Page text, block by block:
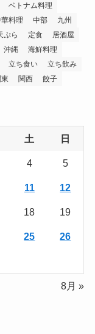
ベトナム料理
料理 中部
九州
ぷら 定食
居酒屋
沖縄
海鮮料理
立ち食い
立ち飲み
関西 餃子
土 日
4 5
11 12
18 19
25 26
8月 »